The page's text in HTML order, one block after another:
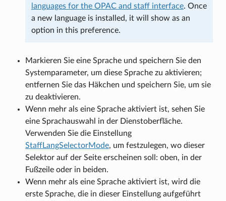
languages for the OPAC and staff interface. Once
a new language is installed, it will show as an
option in this preference.
Markieren Sie eine Sprache und speichern Sie den
Systemparameter, um diese Sprache zu aktivieren;
entfernen Sie das Häkchen und speichern Sie, um sie
zu deaktivieren.
Wenn mehr als eine Sprache aktiviert ist, sehen Sie
eine Sprachauswahl in der Dienstoberfläche.
Verwenden Sie die Einstellung
StaffLangSelectorMode, um festzulegen, wo dieser
Selektor auf der Seite erscheinen soll: oben, in der
Fußzeile oder in beiden.
Wenn mehr als eine Sprache aktiviert ist, wird die
erste Sprache, die in dieser Einstellung aufgeführt